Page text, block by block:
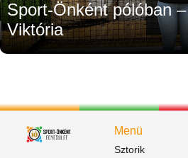
Sport-Önként pólóban
Viktória
Menü
Sztorik